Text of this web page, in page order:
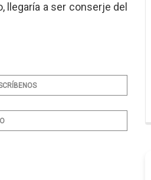
llegaría a ser conserje del